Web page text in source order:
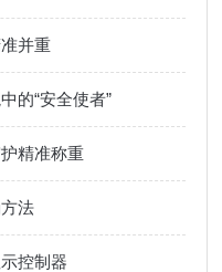
并重
的“安全使者”
精准称重
法
控制器